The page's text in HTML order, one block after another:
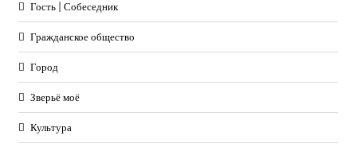
Гость | Собеседник
Гражданское общество
Город
Зверьё моё
Культура